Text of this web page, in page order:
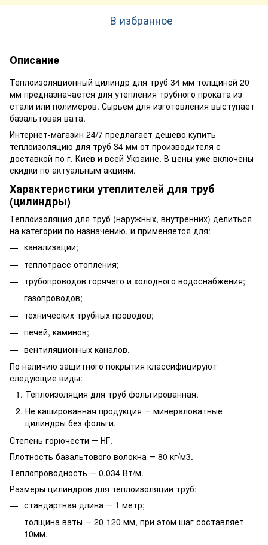
В избранное
Описание
Теплоизоляционный цилиндр для труб 34 мм толщиной 20
мм предназначается для утепления трубного проката из
стали или полимеров. Сырьем для изготовления выступает
базальтовая вата.
Интернет-магазин 24/7 предлагает дешево купить
теплоизоляцию для труб 34 мм от производителя с
доставкой по г. Киев и всей Украине. В цены уже включены
скидки по актуальным акциям.
Характеристики утеплителей для труб
(цилиндры)
Теплоизоляция для труб (наружных, внутренних) делиться
на категории по назначению, и применяется для:
канализации;
теплотрасс отопления;
трубопроводов горячего и холодного водоснабжения;
газопроводов;
технических трубных проводов;
печей, каминов;
вентиляционных каналов.
По наличию защитного покрытия классифицируют
следующие виды:
Теплоизоляция для труб фольгированная.
Не кашированная продукция ― минераловатные
цилиндры без фольги.
Степень горючести ― НГ.
Плотность базальтового волокна ― 80 кг/м3.
Теплопроводность ― 0,034 Вт/м.
Размеры цилиндров для теплоизоляции труб:
стандартная длина ― 1 метр;
толщина ваты ― 20-120 мм, при этом шаг составляет
10мм.